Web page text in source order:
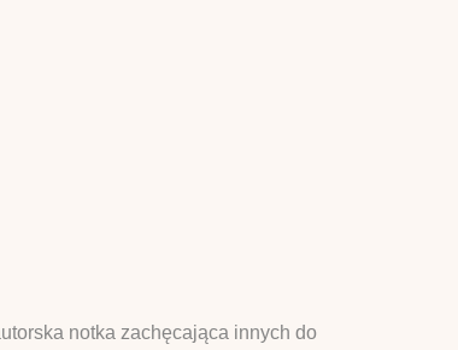
notka zachęcająca innych do